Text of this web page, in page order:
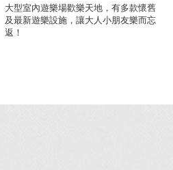
大型室內遊樂場歡樂天地，有多款懷舊
及最新遊樂設施，讓大人小朋友樂而忘
返！